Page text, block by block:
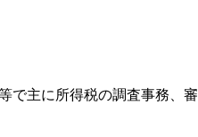
で主に所得税の調査事務、審